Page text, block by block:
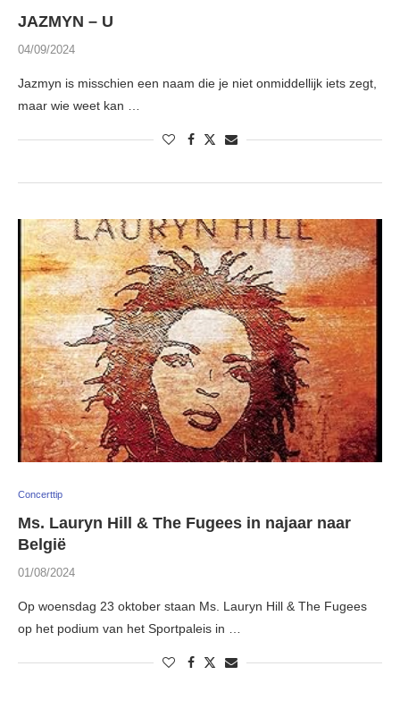
JAZMYN – U
04/09/2024
Jazmyn is misschien een naam die je niet onmiddellijk iets zegt,
maar wie weet kan …
Concerttip
Ms. Lauryn Hill & The Fugees in najaar naar
België
01/08/2024
Op woensdag 23 oktober staan Ms. Lauryn Hill & The Fugees
op het podium van het Sportpaleis in …